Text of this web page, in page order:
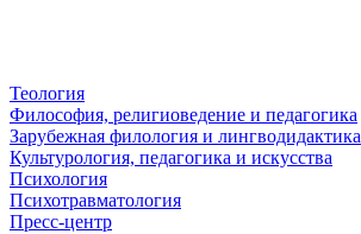
Теология
Философия, религиоведение и педагогика
Зарубежная филология и лингводидактика
Культурология, педагогика и искусства
Психология
Психотравматология
Пресс-центр